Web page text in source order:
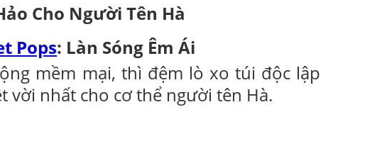
Cho Người Tên Hà
Pops: Làn Sóng Êm Ái
mềm mại, thì đệm lò xo túi độc lập
vời nhất cho cơ thể người tên Hà.